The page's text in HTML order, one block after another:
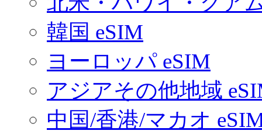
韓国 eSIM
ヨーロッパ eSIM
アジアその他地域
中国/香港/マカオ